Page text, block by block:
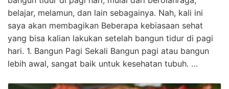
belajar, melamun, dan lain sebagainya. Nah, kali ini
saya akan membagikan Beberapa kebiasaan sehat
yang bisa kalian lakukan setelah bangun tidur di pagi
hari. 1. Bangun Pagi Sekali Bangun pagi atau bangun
lebih awal, sangat baik untuk kesehatan tubuh. …